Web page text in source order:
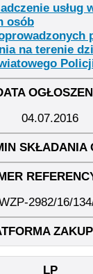
usług
osób
na terenie
04.07.2016
2982/16/